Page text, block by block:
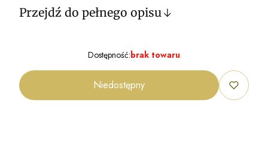
Przejdź do pełnego opisu
Dostępność:brak towaru
Niedostępny